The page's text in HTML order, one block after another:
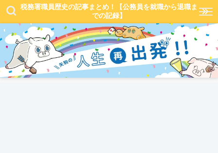
税務署職員歴史の記事まとめ！【公務員を就職から退職ま
での記録】